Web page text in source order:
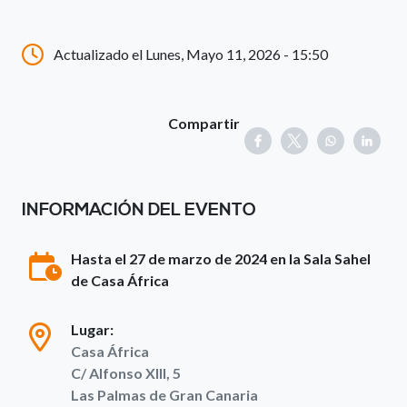
Actualizado el Lunes, Mayo 11, 2026 - 15:50
Compartir
INFORMACIÓN DEL EVENTO
Hasta el 27 de marzo de 2024 en la Sala Sahel
de Casa África
Lugar:
Casa África
C/ Alfonso XIII, 5
Las Palmas de Gran Canaria